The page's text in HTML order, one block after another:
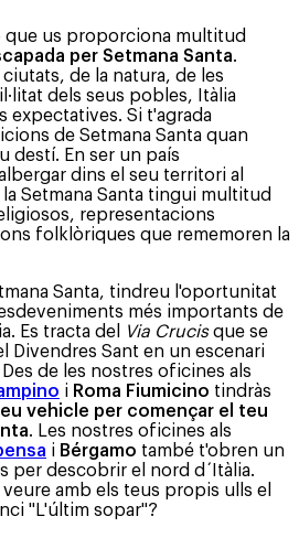
que us proporciona multitud
per Setmana Santa.
de la natura, de les
dels seus pobles, Itàlia
expectatives. Si t'agrada
de Setmana Santa quan
destí. En ser un país
dins el seu territori al
Setmana Santa tingui multitud
representacions
folklòriques que rememoren la
Santa, tindreu l'oportunitat
més importants de
Es tracta del
Via Crucisque se
Divendres Sant en un escenari
de les nostres oficines als
i Roma Fiumicino tindràs
vehicle per començar el teu
. Les nostres oficines als
i Bérgamo també t'obren un
per descobrir el nord d´Itàlia.
amb els teus propis ulls el
"L'últim sopar"?